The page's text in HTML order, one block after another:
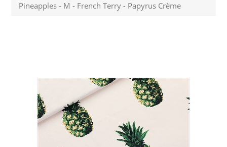
Pineapples - M - French Terry - Papyrus Crème